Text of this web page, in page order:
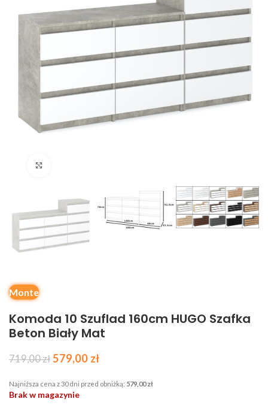
Monte
Komoda 10 Szuflad 160cm HUGO Szafka
Beton Biały Mat
719,00zł 579,00 zł
Najniższa cena z 30 dni przed obniżką: 579,00zł
Brak w magazynie